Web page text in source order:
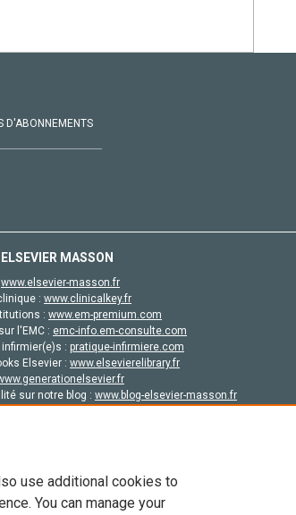
D'ABONNEMENTS
MASSON
www.elsevier-masson.fr
: www.clinicalkey.fr
: www.em-premium.com
l'EMC : emc-info.em-consulte.com
infirmier(e)s : pratique-infirmiere.com
Elsevier : www.elsevierelibrary.fr
sur notre blog : www.blog-elsevier-masson.fr
use additional cookies to
You can manage your